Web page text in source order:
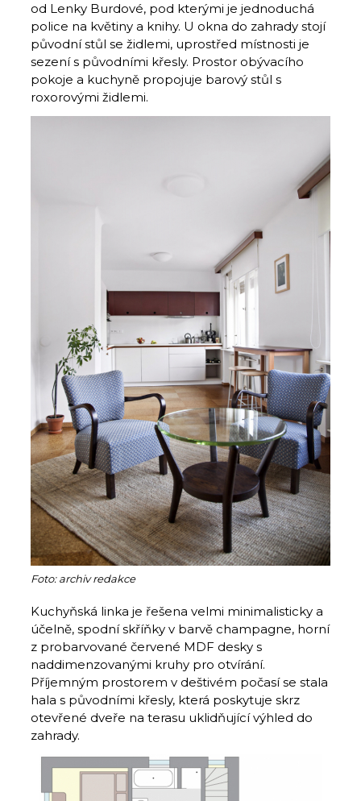
od Lenky Burdové, pod kterými je jednoduchá
police na květiny a knihy. U okna do zahrady stojí
původní stůl se židlemi, uprostřed místnosti je
sezení s původními křesly. Prostor obývacího
pokoje a kuchyně propojuje barový stůl s
roxorovými židlemi.
Foto: archiv redakce
Kuchyňská linka je řešena velmi minimalisticky a
účelně, spodní skříňky v barvě champagne, horní
z probarvované červené MDF desky s
naddimenzovanými kruhy pro otvírání.
Příjemným prostorem v deštivém počasí se stala
hala s původními křesly, která poskytuje skrz
otevřené dveře na terasu uklidňující výhled do
zahrady.